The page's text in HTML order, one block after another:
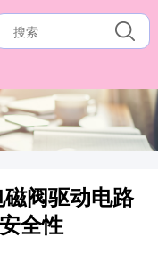
阀驱动电路
全性